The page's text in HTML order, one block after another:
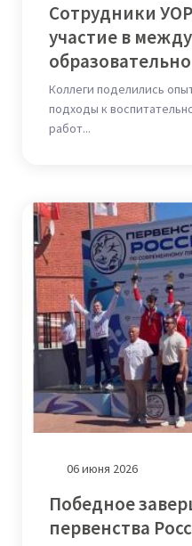
Сотрудники
участие в
Коллеги поделились
подходы к
работ...
06 июня 2026
Победное
первенства